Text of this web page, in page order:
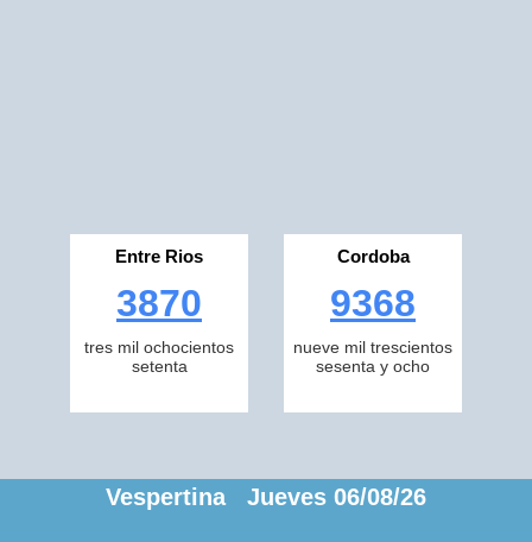
Entre Rios
3870
tres mil ochocientos
setenta
Cordoba
9368
nueve mil trescientos
sesenta y ocho
Vespertina Jueves 06/08/26